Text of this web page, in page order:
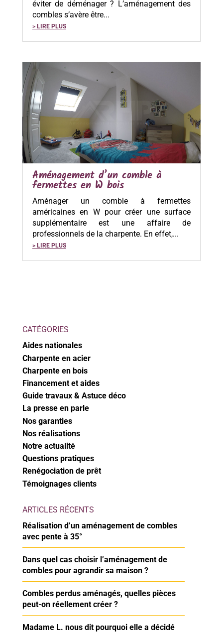
éviter de déménager ? L’aménagement des
combles s’avère être...
> LIRE PLUS
Aménagement d’un comble à
fermettes en W bois
Aménager un comble à fermettes
américaines en W pour créer une surface
supplémentaire est une affaire de
professionnels de la charpente. En effet,...
> LIRE PLUS
CATÉGORIES
Aides nationales
Charpente en acier
Charpente en bois
Financement et aides
Guide travaux & Astuce déco
La presse en parle
Nos garanties
Nos réalisations
Notre actualité
Questions pratiques
Renégociation de prêt
Témoignages clients
ARTICLES RÉCENTS
Réalisation d’un aménagement de combles
avec pente à 35°
Dans quel cas choisir l’aménagement de
combles pour agrandir sa maison ?
Combles perdus aménagés, quelles pièces
peut-on réellement créer ?
Madame L. nous dit pourquoi elle a décidé